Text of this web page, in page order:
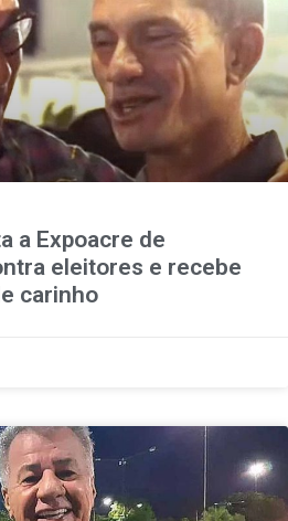
a Expoacre de
eleitores e recebe
carinho